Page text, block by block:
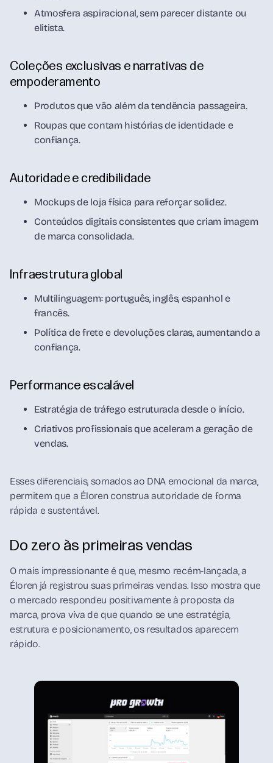
Atmosfera aspiracional, sem parecer distante ou
elitista.
Coleções exclusivas e narrativas de
empoderamento
Produtos que vão além da tendência passageira.
Roupas que contam histórias de identidade e
confiança.
Autoridade e credibilidade
Mockups de loja física para reforçar solidez.
Conteúdos digitais consistentes que criam imagem
de marca consolidada.
Infraestrutura global
Multilinguagem: português, inglês, espanhol e
francês.
Política de frete e devoluções claras, aumentando a
confiança.
Performance escalável
Estratégia de tráfego estruturada desde o início.
Criativos profissionais que aceleram a geração de
vendas.
Esses diferenciais, somados ao DNA emocional da marca,
permitem que a Éloren construa autoridade de forma
rápida e sustentável.
Do zero às primeiras vendas
O mais impressionante é que, mesmo recém-lançada, a
Éloren já registrou suas primeiras vendas. Isso mostra que
o mercado respondeu positivamente à proposta da
marca, prova viva de que quando se une estratégia,
estrutura e posicionamento, os resultados aparecem
rápido.